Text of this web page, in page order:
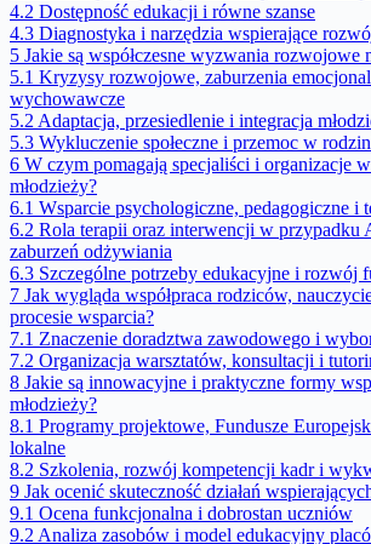
4.2 Dostępność edukacji i równe szanse
4.3 Diagnostyka i narzędzia wspierające
5 Jakie są współczesne wyzwania rozwojowe
5.1 Kryzysy rozwojowe, zaburzenia
wychowawcze
5.2 Adaptacja, przesiedlenie i integracja
5.3 Wykluczenie społeczne i przemoc w
6 W czym pomagają specjaliści i organizacje
młodzieży?
6.1 Wsparcie psychologiczne, pedagogiczne i
6.2 Rola terapii oraz interwencji w przypadku
zaburzeń odżywiania
6.3 Szczególne potrzeby edukacyjne i rozwój
7 Jak wygląda współpraca rodziców,
procesie wsparcia?
7.1 Znaczenie doradztwa zawodowego i
7.2 Organizacja warsztatów, konsultacji i
8 Jakie są innowacyjne i praktyczne formy
młodzieży?
8.1 Programy projektowe, Fundusze
lokalne
8.2 Szkolenia, rozwój kompetencji kadr i
9 Jak ocenić skuteczność działań
9.1 Ocena funkcjonalna i dobrostan uczniów
9.2 Analiza zasobów i model edukacyjny